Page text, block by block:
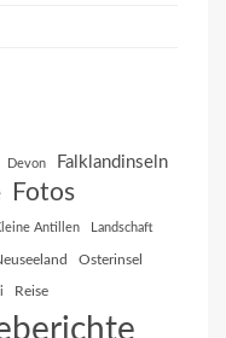
Devon Falklandinseln
Fotos
Antillen Landschaft
Osterinsel
Reise